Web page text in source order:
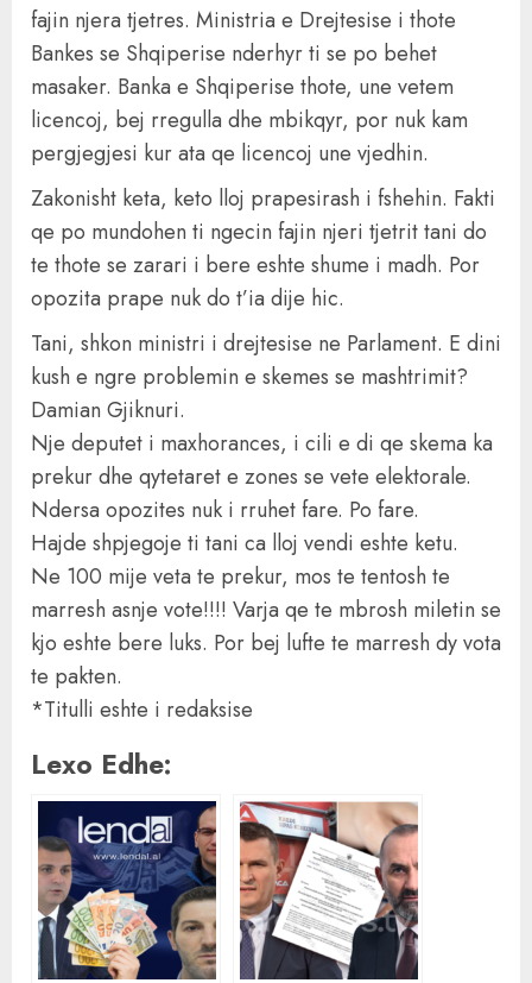
fajin njera tjetres. Ministria e Drejtesise i thote
Bankes se Shqiperise nderhyr ti se po behet
masaker. Banka e Shqiperise thote, une vetem
licencoj, bej rregulla dhe mbikqyr, por nuk kam
pergjegjesi kur ata qe licencoj une vjedhin.
Zakonisht keta, keto lloj prapesirash i fshehin. Fakti
qe po mundohen ti ngecin fajin njeri tjetrit tani do
te thote se zarari i bere eshte shume i madh. Por
opozita prape nuk do t’ia dije hic.
Tani, shkon ministri i drejtesise ne Parlament. E dini
kush e ngre problemin e skemes se mashtrimit?
Damian Gjiknuri.
Nje deputet i maxhorances, i cili e di qe skema ka
prekur dhe qytetaret e zones se vete elektorale.
Ndersa opozites nuk i rruhet fare. Po fare.
Hajde shpjegoje ti tani ca lloj vendi eshte ketu.
Ne 100 mije veta te prekur, mos te tentosh te
marresh asnje vote!!!! Varja qe te mbrosh miletin se
kjo eshte bere luks. Por bej lufte te marresh dy vota
te pakten.
*Titulli eshte i redaksise
Lexo Edhe: